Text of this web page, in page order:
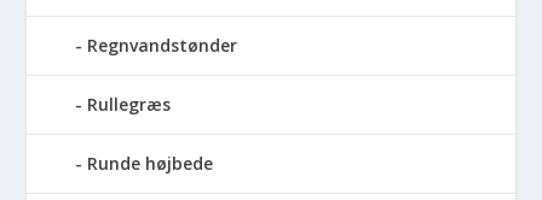
Regnvandstønder
Rullegræs
Runde højbede